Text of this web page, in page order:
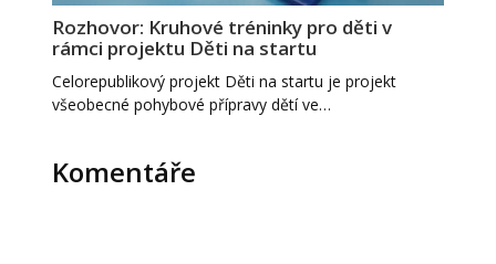
Rozhovor: Kruhové tréninky pro děti v
rámci projektu Děti na startu
Celorepublikový projekt Děti na startu je projekt
všeobecné pohybové přípravy dětí ve…
Komentáře